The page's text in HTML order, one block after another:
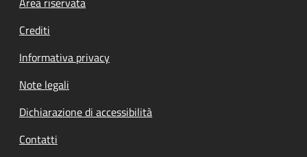
Crediti
Informativa privacy
Note legali
Dichiarazione di accessibilità
Contatti